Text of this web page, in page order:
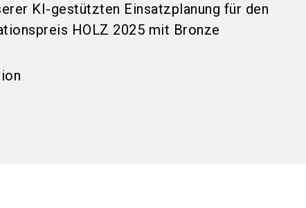
KI-gestützten Einsatzplanung für den
HOLZ 2025 mit Bronze